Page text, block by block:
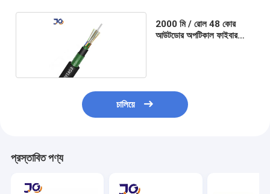
2000 মি / রোল 48 কোর
আউটডোর অপটিকাল ফাইবার
চালিয়ে
প্রস্তাবিত পণ্য